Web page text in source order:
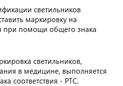
светильников
маркировку на
при помощи общего знака
светильников,
в медицине, выполняется
соответствия - РТС.